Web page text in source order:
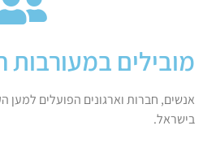
מובילים
אנשים, חברות וארגונים הפועלים למען
בישראל.